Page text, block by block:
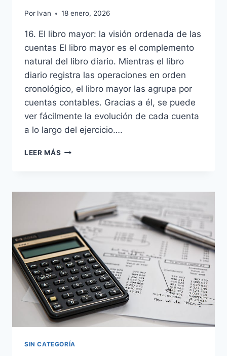
Por Ivan 18 enero, 2026
16. El libro mayor: la visión ordenada de las
cuentas El libro mayor es el complemento
natural del libro diario. Mientras el libro
diario registra las operaciones en orden
cronológico, el libro mayor las agrupa por
cuentas contables. Gracias a él, se puede
ver fácilmente la evolución de cada cuenta
a lo largo del ejercicio….
LEER MÁS CURSO
LOS
CONTABLES
SIN CATEGORÍA